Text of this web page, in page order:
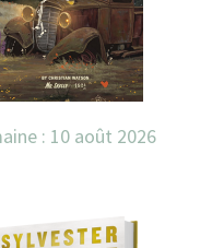
: 10 août 2026